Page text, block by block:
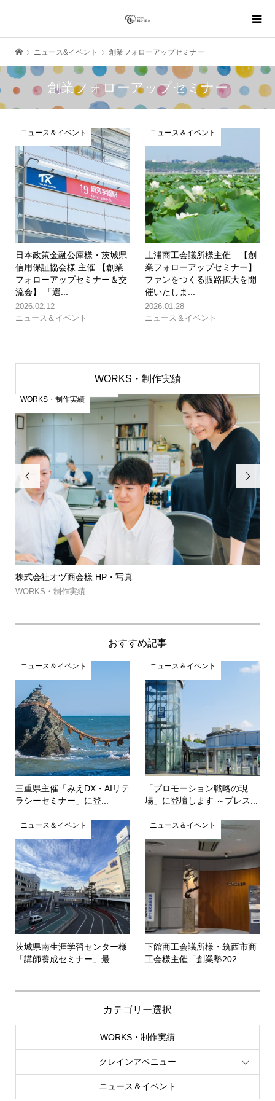
ニュース&イベント 創業フォローアップセミナー
創業フォローアップセミナー
ニュース＆イベント
日本政策金融公庫様・茨城県
信用保証協会様 主催 【創業
フォローアップセミナー＆交
流会】 「選...
2026.02.12
ニュース＆イベント
ニュース＆イベント
土浦商工会議所様主催 【創
業フォローアップセミナー】
ファンをつくる販路拡大を開
催いたしま...
2026.01.28
ニュース＆イベント
WORKS・制作実績

株式会社オヅ商会様 HP・写真
WORKS・制作実績
WORKS・制作実績

おすすめ記事
ニュース＆イベント
三重県主催「みえDX・AIリテ
ラシーセミナー」に登...
ニュース＆イベント
「プロモーション戦略の現
場」に登壇します ～プレス...
ニュース＆イベント
茨城県南生涯学習センター様
「講師養成セミナー」最...
ニュース＆イベント
下館商工会議所様・筑西市商
工会様主催「創業塾202...
カテゴリー選択
WORKS・制作実績
クレインアベニュー
ニュース＆イベント